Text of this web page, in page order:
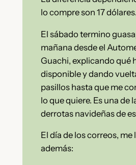
lo compre son 17 dólares.
El sábado termino
mañana desde el
Guachi, explicando qué
disponible y dando
pasillos hasta que me
lo que quiere. Es una de
derrotas navideñas de
El día de los correos, me
además: